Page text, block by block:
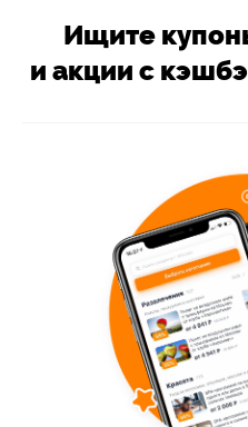
Ищите
и акции с